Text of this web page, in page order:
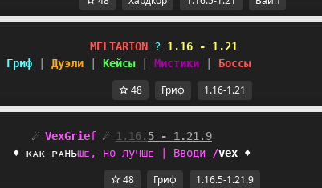
MELTARION ? 1.16 - 1.21
Гриф
Дуэли Кейсы Мистики Боссы
48 Гриф 1.16-1.21
☄ VexGrief ☄ 1 . 16. 5 - 1 .21 . 9
♦ ᴋᴀᴋ ᴘᴀньɯᴇ , но лучшᴇ Вводи /vex ♦
48 Гриф 1.16.5-1.21.9